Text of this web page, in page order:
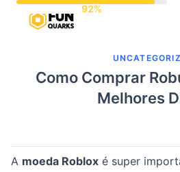
conteúdoComo Comprar
Melhores
A moeda Roblox é super